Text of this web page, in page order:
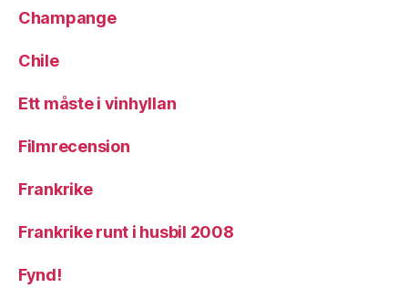
Champange
Chile
Ett måste i vinhyllan
Filmrecension
Frankrike
Frankrike runt i husbil 2008
Fynd!